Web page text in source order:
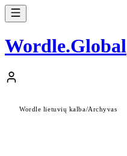
Wordle.Global
Wordle lietuvių kalba/Archyvas